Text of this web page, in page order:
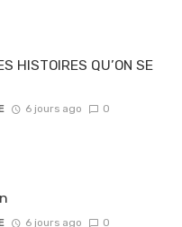
HISTOIRES QU’ON SE
6 jours ago 0
6 jours ago 0